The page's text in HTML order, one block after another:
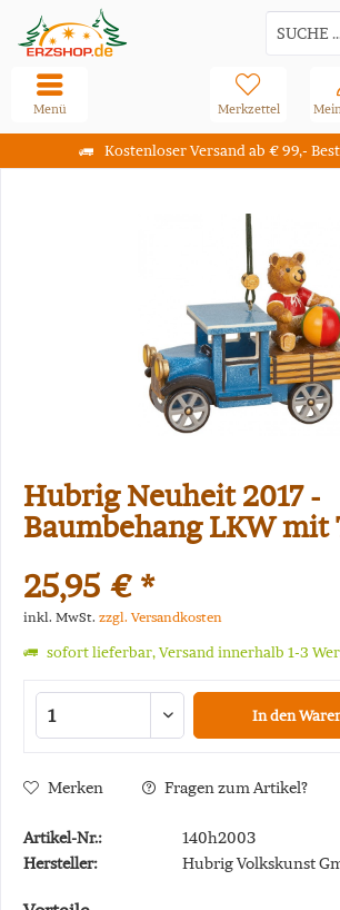
Kostenloser Versand ab € 99,-
Merkzettel
Menü
Hubrig Neuheit 2017 -
Baumbehang LKW mit
25,95 € *
inkl. MwSt. zzgl. Versandkosten
sofort lieferbar, Versand innerhalb 1-3
In den
Merken Fragen zum Artikel?
Artikel-Nr.:
140h2003
Hersteller:
Hubrig Volkskunst